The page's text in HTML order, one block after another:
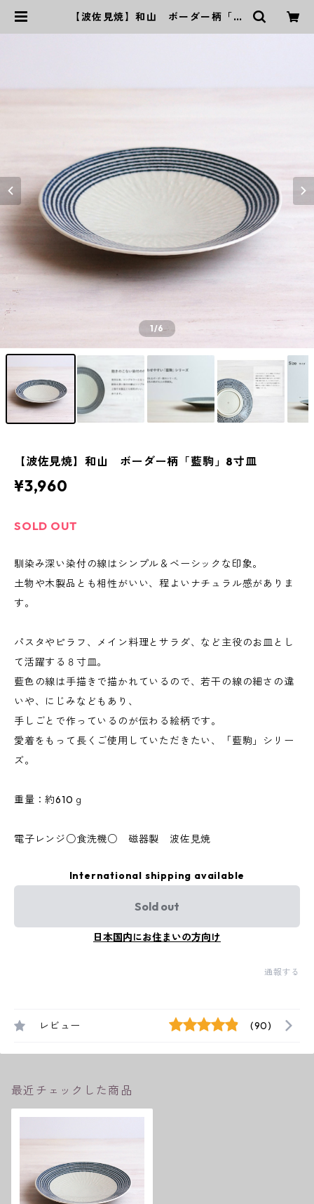
【波佐見焼】和山 ボーダー柄「藍
1/6
【波佐見焼】和山 ボーダー柄「藍駒」8寸皿
¥3,960
SOLD OUT
馴染み深い染付の線はシンプル＆ベーシックな印象。
土物や木製品とも相性がいい、程よいナチュラル感がありま
す。
パスタやピラフ、メイン料理とサラダ、など主役のお皿とし
て活躍する８寸皿。
藍色の線は手描きで描かれているので、若干の線の細さの違
いや、にじみなどもあり、
手しごとで作っているのが伝わる絵柄です。
愛着をもって長くご使用していただきたい、「藍駒」シリー
ズ。
重量：約610ｇ
電子レンジ○食洗機○ 磁器製 波佐見焼
International shipping available
Sold out
日本国内にお住まいの方向け
通報する
レビュー (90)
最近チェックした商品